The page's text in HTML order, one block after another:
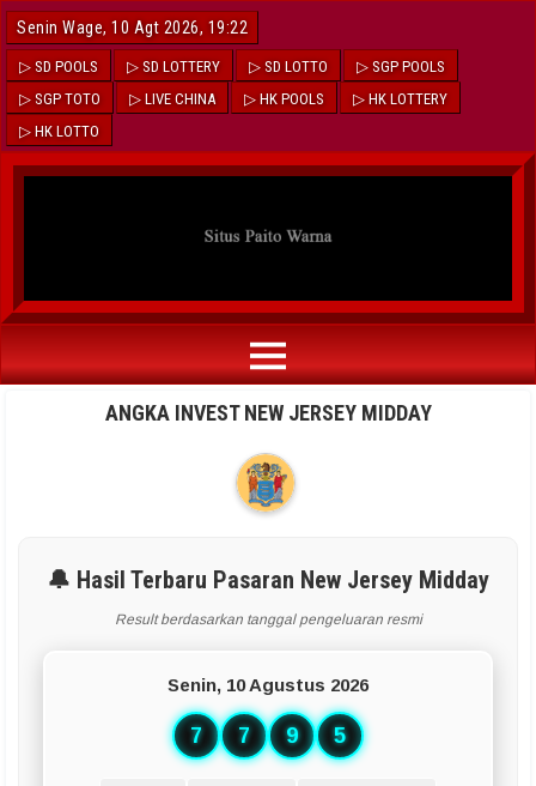
Senin Wage, 10 Agt 2026, 19:23
▷ SD POOLS ▷ SD LOTTERY ▷ SD LOTTO
▷ SGP POOLS
▷ SGP TOTO
▷ LIVE CHINA ▷ HK POOLS
▷ HK LOTTERY
▷ HK LOTTO
ANGKA INVEST NEW JERSEY MIDDAY
🔔 Hasil Terbaru Pasaran New Jersey Midday
Result berdasarkan tanggal pengeluaran resmi
Senin, 10 Agustus 2026
7 7 9 5